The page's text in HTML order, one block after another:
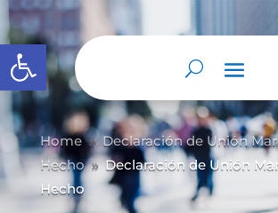
Abrir barra de herramientas
Home 9 Declaración de Unión
Hecho 9 Declaración de Unión
Hecho